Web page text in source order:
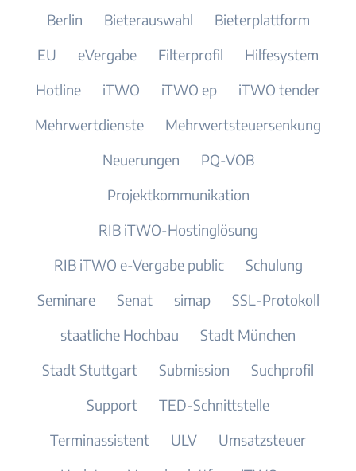
Berlin
Bieterauswahl
Bieterplattform
EU
eVergabe Filterprofil
Hilfesystem
Hotline
iTWO iTWO ep
iTWO tender
Mehrwertdienste
Mehrwertsteuersenkung
Neuerungen
PQ-VOB
Projektkommunikation
RIB iTWO-Hostinglösung
RIB iTWO e-Vergabe public
Schulung
Seminare
Senat simap
SSL-Protokoll
staatliche Hochbau
Stadt München
Stadt Stuttgart
Submission
Suchprofil
Support
TED-Schnittstelle
Terminassistent
ULV
Umsatzsteuer